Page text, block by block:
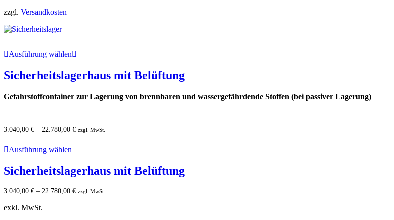
zzgl. Versandkosten
Ausführung wählen
Sicherheitslagerhaus mit Belüftung
Gefahrstoffcontainer zur Lagerung von brennbaren und wassergefährdende Stoffen (bei passiver Lagerung)
3.040,00 € – 22.780,00 € zzgl. MwSt.
Ausführung wählen
Sicherheitslagerhaus mit Belüftung
3.040,00 € – 22.780,00 € zzgl. MwSt.
exkl. MwSt.